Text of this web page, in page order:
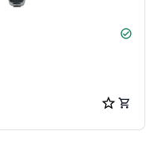
check_circle